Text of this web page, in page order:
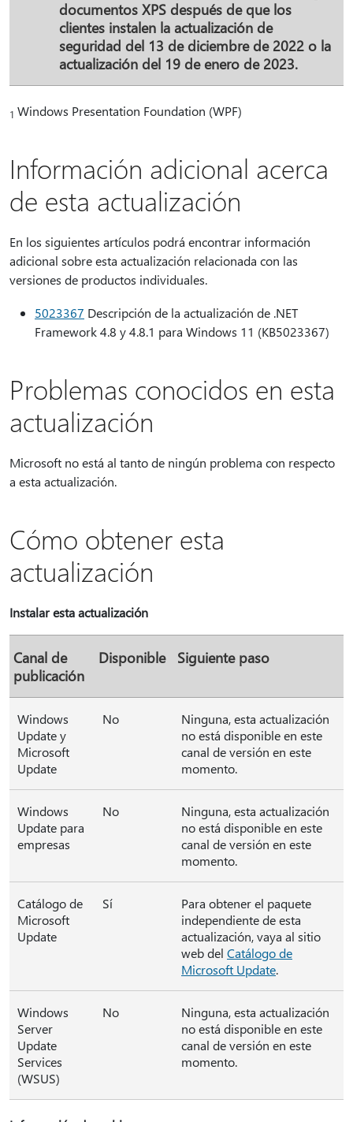
documentos XPS después de que los
clientes instalen la actualización de
seguridad del 13 de diciembre de 2022 o la
actualización del 19 de enero de 2023.
1 Windows Presentation Foundation (WPF)
Información adicional acerca
de esta actualización
En los siguientes artículos podrá encontrar información
adicional sobre esta actualización relacionada con las
versiones de productos individuales.
5023367 Descripción de la actualización de .NET
Framework 4.8 y 4.8.1 para Windows 11 (KB5023367)
Problemas conocidos en esta
actualización
Microsoft no está al tanto de ningún problema con respecto
a esta actualización.
Cómo obtener esta
actualización
Instalar esta actualización
Canal de
publicación
Disponible Siguiente paso
Windows
Update y
Microsoft
Update
No
Ninguna, esta actualización
no está disponible en este
canal de versión en este
momento.
Windows
Update para
empresas
No
Ninguna, esta actualización
no está disponible en este
canal de versión en este
momento.
Catálogo de
Microsoft
Update
Sí
Para obtener el paquete
independiente de esta
actualización, vaya al sitio
web del Catálogo de
Microsoft Update.
Windows
Server
Update
Services
(WSUS)
No
Ninguna, esta actualización
no está disponible en este
canal de versión en este
momento.